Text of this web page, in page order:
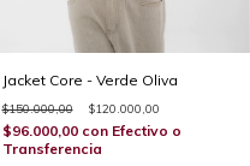
Jacket Core - Verde Oliva
$150.000,00 $120.000,00
$96.000,00 con Efectivo o
Transferencia